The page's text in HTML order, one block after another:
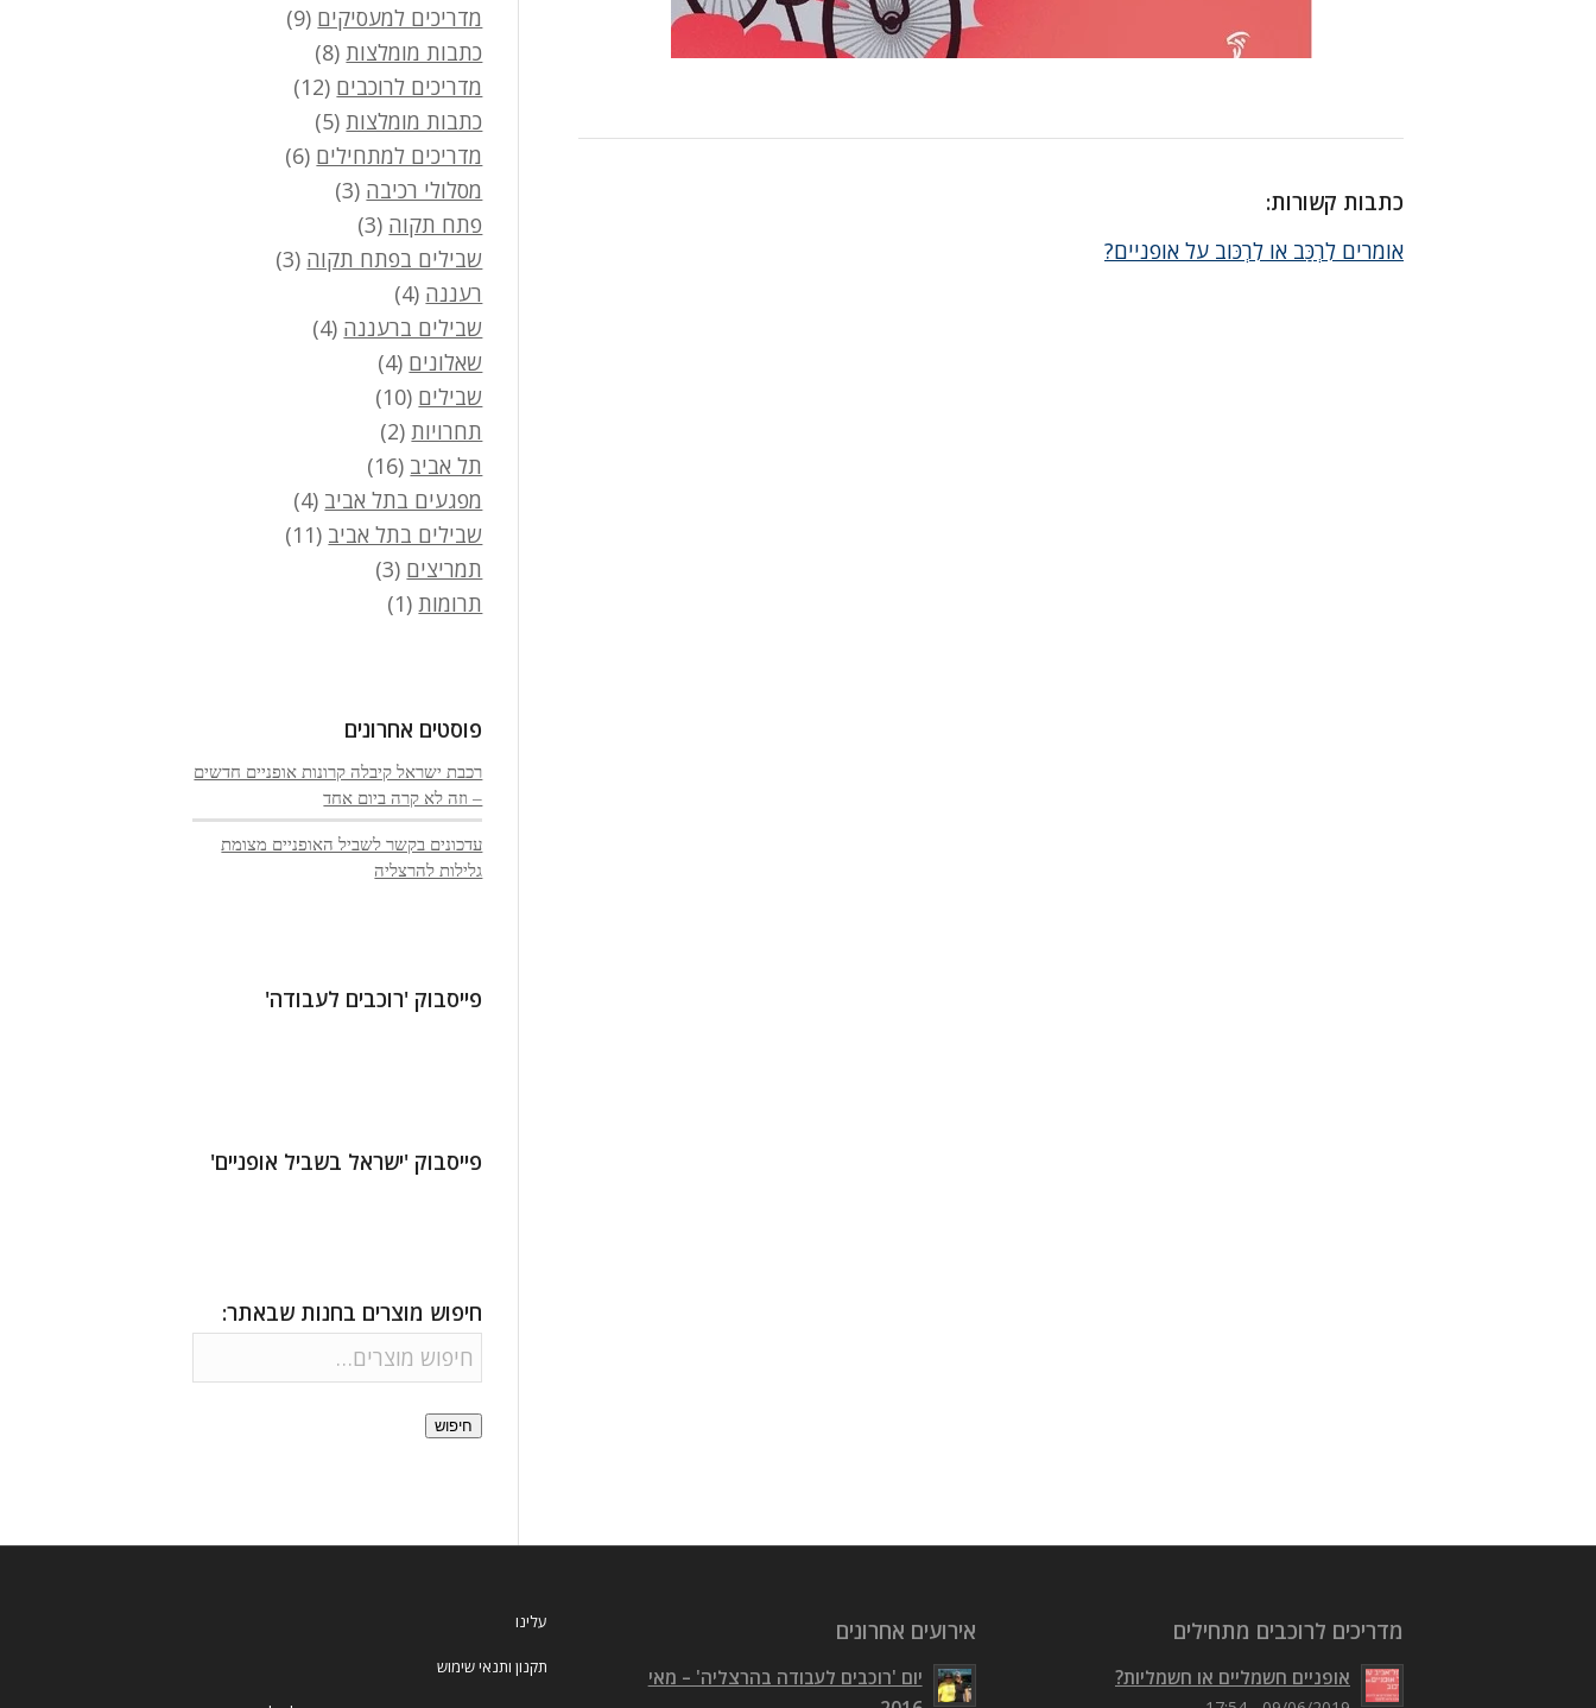
כתבות קשורות:
אומרים לִרְכַּב או לִרְכּוב על אופניים?
מדריכים למעסיקים (9)
כתבות מומלצות(8)
מדריכים לרוכבים (12)
כתבות מומלצות(5)
מדריכים למתחילים (6)
מסלולי רכיבה (3)
פתח תקוה (3)
שבילים בפתח תקוה (3)
רעננה (4)
שבילים ברעננה (4)
שאלונים (4)
שבילים (10)
תחרויות(2)
תל אביב (16)
מפגעים בתל אביב (4)
שבילים בתל אביב (11)
תמריצים (3)
תרומות(1)
פוסטים אחרונים
רכבת ישראל קיבלה קרונות אופניים חדשים
– וזה לא קרה ביום אחד
עדכונים בקשר לשביל האופניים מצומת
גלילות להרצליה
פייסבוק 'רוכבים לעבודה'
פייסבוק 'ישראל בשביל אופניים'
חיפוש מוצרים בחנות שבאתר:
חיפוש
מדריכים לרוכבים מתחילים
אופניים חשמליים או חשמליות?
אירועים אחרונים
יום 'רוכבים לעבודה בהרצליה' – מאי
עלינו
תקנון ותנאי שימוש